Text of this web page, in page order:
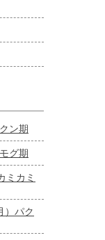
ン期
グ期
ミカミ
）パク